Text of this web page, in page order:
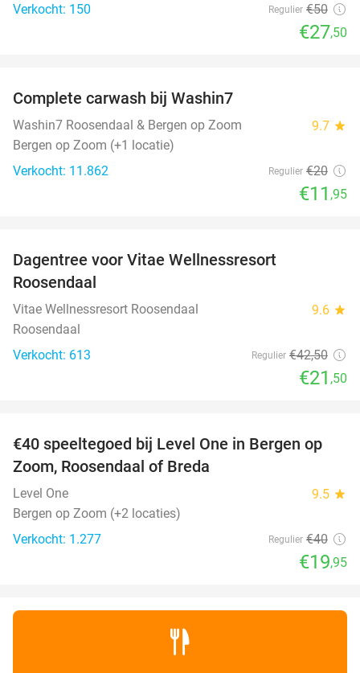
Verkocht: 150 Regulier €50
€27,50
Complete carwash bij Washin7
Washin7 Roosendaal & Bergen op Zoom 9.7 star
Bergen op Zoom (+1 locatie)
Verkocht: 11.862
Regulier €20
€11 ,95
Dagentree voor Vitae Wellnessresort
Roosendaal
Vitae Wellnessresort Roosendaal 9.6 star
Roosendaal
Verkocht: 613
Regulier €42,50
€21 ,50
50%
€40 speeltegoed bij Level One in Bergen op
Zoom, Roosendaal of Breda
Level One 9.5 star
Bergen op Zoom (+2 locaties)
Verkocht: 1.277
Regulier €40
€19,95